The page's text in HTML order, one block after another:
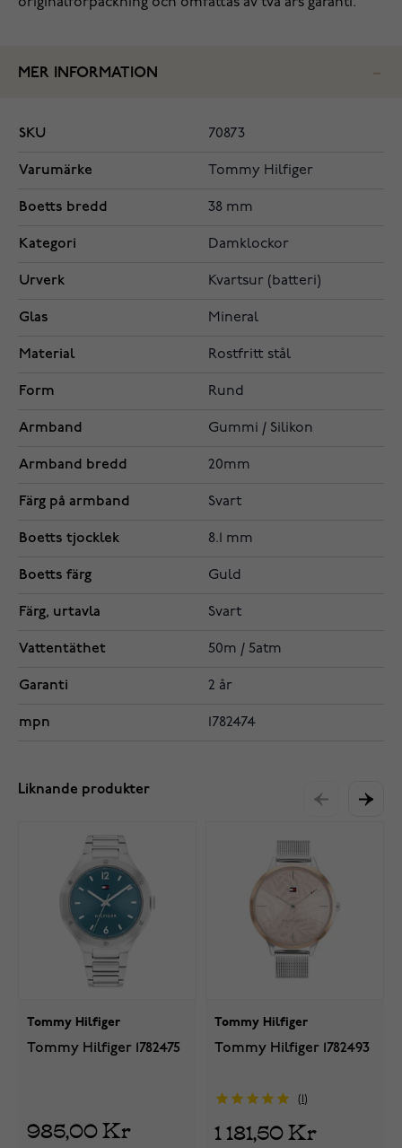
originalförpackning och omfattas av två års garanti.
MER INFORMATION
SKU 70873
Varumärke Tommy Hilfiger
Boetts bredd 38 mm
Kategori Damklockor
Urverk Kvartsur (batteri)
Glas Mineral
Material Rostfritt stål
Form Rund
Armband Gummi / Silikon
Armband bredd 20mm
Färg på armband Svart
Boetts tjocklek 8.1 mm
Boetts färg Guld
Färg, urtavla Svart
Vattentäthet 50m / 5atm
Garanti 2 år
mpn 1782474
Liknande produkter
Tommy Hilfiger
Tommy Hilfiger 1782475
985,00 Kr
Tommy Hilfiger
Tommy Hilfiger 1782493
1 181,50 Kr